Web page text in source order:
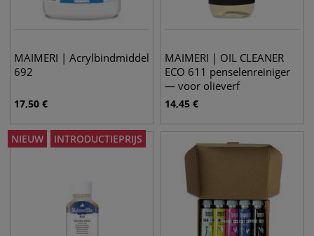
MAIMERI | Acrylbindmiddel
692
17,50 €
MAIMERI | OIL CLEANER
ECO 611 penselenreiniger
— voor olieverf
14,45 €
NIEUW INTRODUCTIEPRIJS